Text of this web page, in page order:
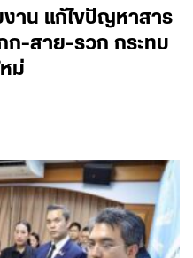
งาน แก้ไขปัญหาสาร
-สาย-รวก กระทบ
ม่